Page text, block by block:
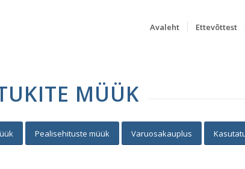
Avaleht Ettevõttest
MÜÜK
Pealisehituste müük Varuosakauplus